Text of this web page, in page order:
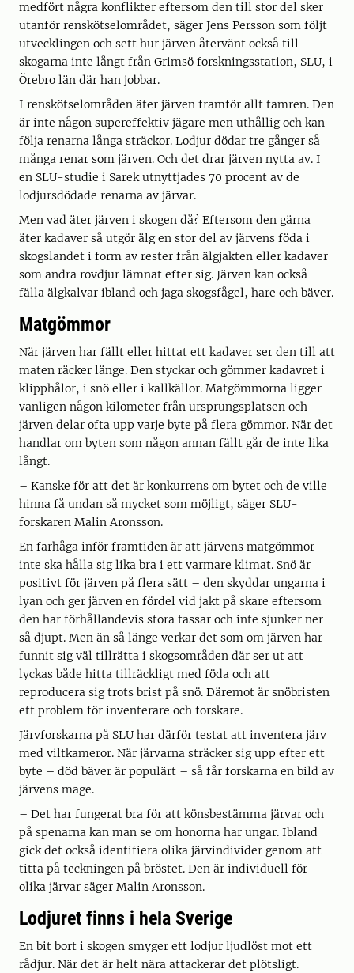
medfört några konflikter eftersom den till stor del sker
utanför renskötselområdet, säger Jens Persson som följt
utvecklingen och sett hur järven återvänt också till
skogarna inte långt från Grimsö forskningsstation, SLU, i
Örebro län där han jobbar.
I renskötselområden äter järven framför allt tamren. Den
är inte någon supereffektiv jägare men uthållig och kan
följa renarna långa sträckor. Lodjur dödar tre gånger så
många renar som järven. Och det drar järven nytta av. I
en SLU-studie i Sarek utnyttjades 70 procent av de
lodjursdödade renarna av järvar.
Men vad äter järven i skogen då? Eftersom den gärna
äter kadaver så utgör älg en stor del av järvens föda i
skogslandet i form av rester från älgjakten eller kadaver
som andra rovdjur lämnat efter sig. Järven kan också
fälla älgkalvar ibland och jaga skogsfågel, hare och bäver.
Matgömmor
När järven har fällt eller hittat ett kadaver ser den till att
maten räcker länge. Den styckar och gömmer kadavret i
klipphålor, i snö eller i kallkällor. Matgömmorna ligger
vanligen någon kilometer från ursprungsplatsen och
järven delar ofta upp varje byte på flera gömmor. När det
handlar om byten som någon annan fällt går de inte lika
långt.
– Kanske för att det är konkurrens om bytet och de ville
hinna få undan så mycket som möjligt, säger SLU-
forskaren Malin Aronsson.
En farhåga inför framtiden är att järvens matgömmor
inte ska hålla sig lika bra i ett varmare klimat. Snö är
positivt för järven på flera sätt – den skyddar ungarna i
lyan och ger järven en fördel vid jakt på skare eftersom
den har förhållandevis stora tassar och inte sjunker ner
så djupt. Men än så länge verkar det som om järven har
funnit sig väl tillrätta i skogsområden där ser ut att
lyckas både hitta tillräckligt med föda och att
reproducera sig trots brist på snö. Däremot är snöbristen
ett problem för inventerare och forskare.
Järvforskarna på SLU har därför testat att inventera järv
med viltkameror. När järvarna sträcker sig upp efter ett
byte – död bäver är populärt – så får forskarna en bild av
järvens mage.
– Det har fungerat bra för att könsbestämma järvar och
på spenarna kan man se om honorna har ungar. Ibland
gick det också identifiera olika järvindivider genom att
titta på teckningen på bröstet. Den är individuell för
olika järvar säger Malin Aronsson.
Lodjuret finns i hela Sverige
En bit bort i skogen smyger ett lodjur ljudlöst mot ett
rådjur. När det är helt nära attackerar det plötsligt.